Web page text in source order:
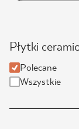
Płytki
Polecane
Wszystkie